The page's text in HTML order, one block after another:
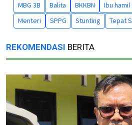
MBG 3B Balita BKKBN Ibu hamil
Menteri
SPPG Stunting Tepat
REKOMENDASI BERITA